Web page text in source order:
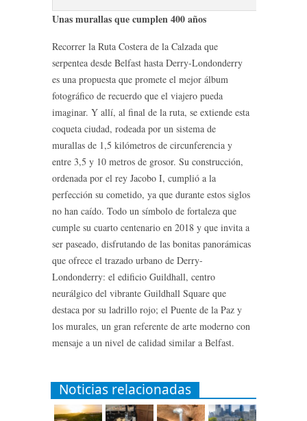
Unas murallas que cumplen 400 años
Recorrer la Ruta Costera de la Calzada que
serpentea desde Belfast hasta Derry-Londonderry
es una propuesta que promete el mejor álbum
fotográfico de recuerdo que el viajero pueda
imaginar. Y allí, al final de la ruta, se extiende esta
coqueta ciudad, rodeada por un sistema de
murallas de 1,5 kilómetros de circunferencia y
entre 3,5 y 10 metros de grosor. Su construcción,
ordenada por el rey Jacobo I, cumplió a la
perfección su cometido, ya que durante estos siglos
no han caído. Todo un símbolo de fortaleza que
cumple su cuarto centenario en 2018 y que invita a
ser paseado, disfrutando de las bonitas panorámicas
que ofrece el trazado urbano de Derry-
Londonderry: el edificio Guildhall, centro
neurálgico del vibrante Guildhall Square que
destaca por su ladrillo rojo; el Puente de la Paz y
los murales, un gran referente de arte moderno con
mensaje a un nivel de calidad similar a Belfast.
Noticias relacionadas